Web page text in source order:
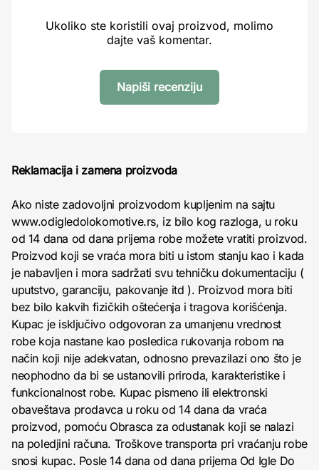
Ukoliko ste koristili ovaj proizvod, molimo
dajte vaš komentar.
Napiši recenziju
Reklamacija i zamena proizvoda
Ako niste zadovoljni proizvodom kupljenim na sajtu
www.odigledolokomotive.rs, iz bilo kog razloga, u roku
od 14 dana od dana prijema robe možete vratiti proizvod.
Proizvod koji se vraća mora biti u istom stanju kao i kada
je nabavljen i mora sadržati svu tehničku dokumentaciju (
uputstvo, garanciju, pakovanje itd ). Proizvod mora biti
bez bilo kakvih fizičkih oštećenja i tragova korišćenja.
Kupac je isključivo odgovoran za umanjenu vrednost
robe koja nastane kao posledica rukovanja robom na
način koji nije adekvatan, odnosno prevazilazi ono što je
neophodno da bi se ustanovili priroda, karakteristike i
funkcionalnost robe. Kupac pismeno ili elektronski
obaveštava prodavca u roku od 14 dana da vraća
proizvod, pomoću Obrasca za odustanak koji se nalazi
na poledjini računa. Troškove transporta pri vraćanju robe
snosi kupac. Posle 14 dana od dana prijema Od Igle Do